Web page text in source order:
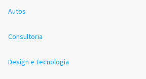
Autos
Consultoria
Design e Tecnologia